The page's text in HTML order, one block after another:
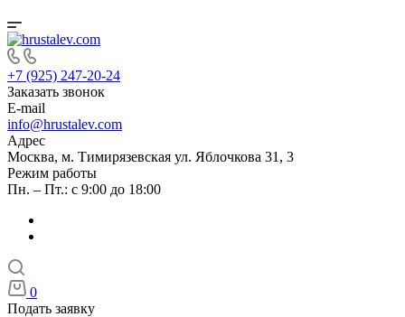
+7 (925) 247-20-24
Заказать звонок
E-mail
info@hrustalev.com
Адрес
Москва, м. Тимирязевская ул. Яблочкова 31, 3
Режим работы
Пн. – Пт.: с 9:00 до 18:00
0
Подать заявку